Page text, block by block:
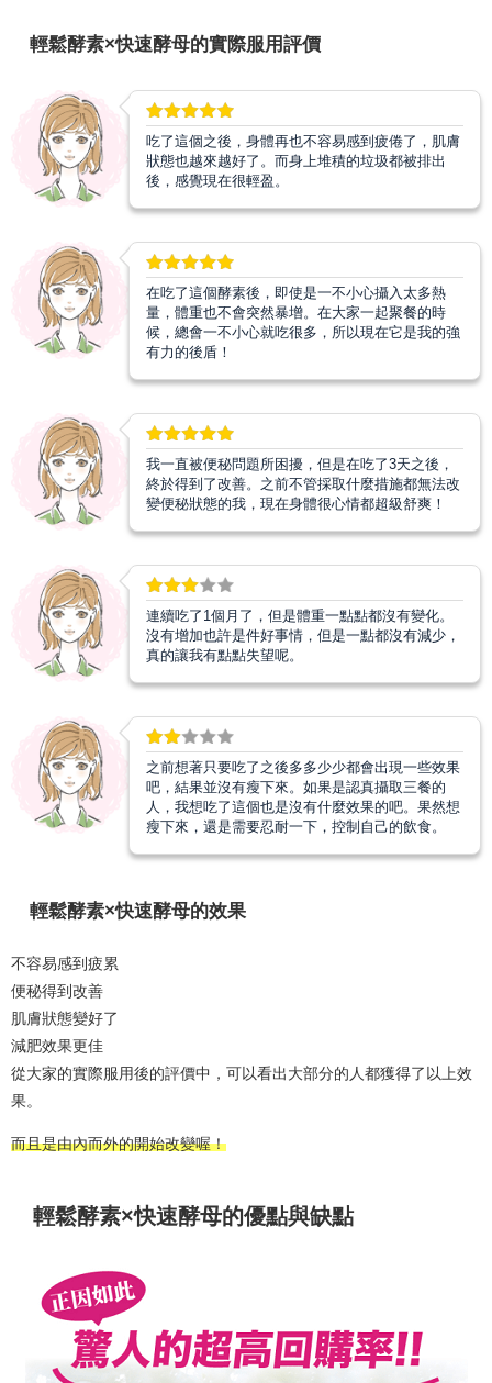
輕鬆酵素×快速酵母的實際服用評價
吃了這個之後，身體再也不容易感到疲倦了，肌膚
狀態也越來越好了。而身上堆積的垃圾都被排出
後，感覺現在很輕盈。
在吃了這個酵素後，即使是一不小心攝入太多熱
量，體重也不會突然暴增。在大家一起聚餐的時
候，總會一不小心就吃很多，所以現在它是我的強
有力的後盾！
我一直被便秘問題所困擾，但是在吃了3天之後，
終於得到了改善。之前不管採取什麼措施都無法改
變便秘狀態的我，現在身體很心情都超級舒爽！
連續吃了1個月了，但是體重一點點都沒有變化。
沒有增加也許是件好事情，但是一點都沒有減少，
真的讓我有點點失望呢。
之前想著只要吃了之後多多少少都會出現一些效果
吧，結果並沒有瘦下來。如果是認真攝取三餐的
人，我想吃了這個也是沒有什麼效果的吧。果然想
瘦下來，還是需要忍耐一下，控制自己的飲食。
輕鬆酵素×快速酵母的效果
不容易感到疲累
便秘得到改善
肌膚狀態變好了
減肥效果更佳
從大家的實際服用後的評價中，可以看出大部分的人都獲得了以上效
果。
而且是由內而外的開始改變喔！
輕鬆酵素×快速酵母的優點與缺點